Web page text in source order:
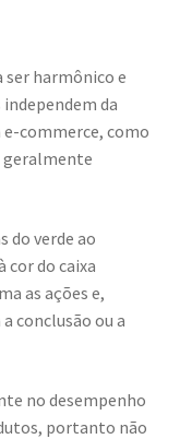
ser harmônico e
da
commerce, como
geralmente
do verde ao
cor do caixa
as ações e,
conclusão ou a
no desempenho
portanto não